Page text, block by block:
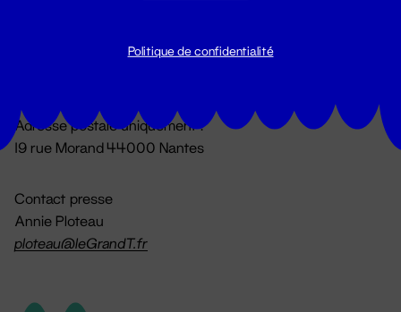
Du lundi au vendredi 14h → 18h
Adresse postale uniquement :
19 rue Morand 44000 Nantes
Contact presse
Annie Ploteau
ploteau@leGrandT.fr
Politique de confidentialité